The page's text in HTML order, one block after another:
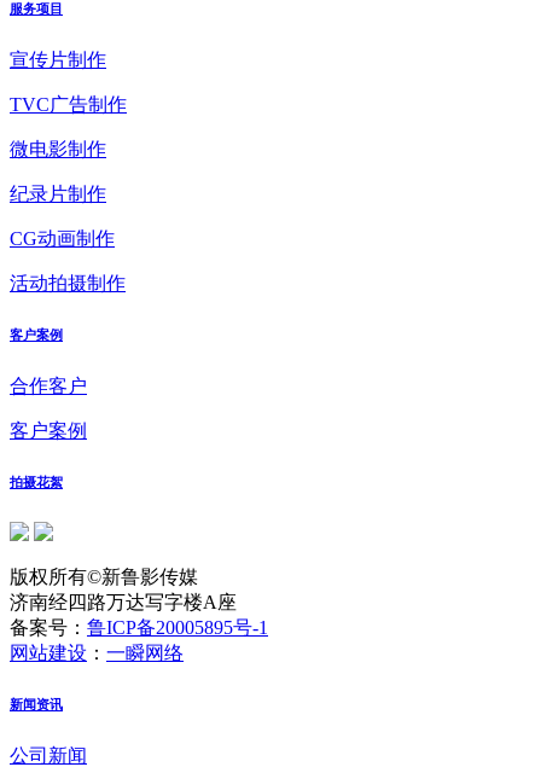
服务项目
宣传片制作
TVC广告制作
微电影制作
纪录片制作
CG动画制作
活动拍摄制作
客户案例
合作客户
客户案例
拍摄花絮
版权所有©新鲁影传媒
济南经四路万达写字楼A座
备案号： 鲁ICP备20005895号-1
网站建设 ： 一瞬网络
新闻资讯
公司新闻